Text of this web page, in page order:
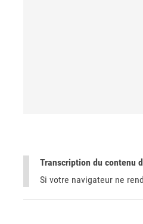
Transcription du contenu
Si votre navigateur ne